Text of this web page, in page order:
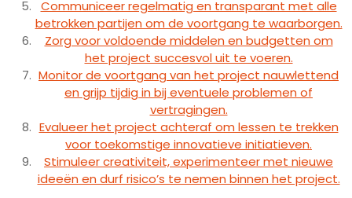
Communiceer regelmatig en transparant met alle
betrokken partijen om de voortgang te waarborgen.
Zorg voor voldoende middelen en budgetten om
het project succesvol uit te voeren.
Monitor de voortgang van het project nauwlettend
en grijp tijdig in bij eventuele problemen of
vertragingen.
Evalueer het project achteraf om lessen te trekken
voor toekomstige innovatieve initiatieven.
Stimuleer creativiteit, experimenteer met nieuwe
ideeën en durf risico’s te nemen binnen het project.